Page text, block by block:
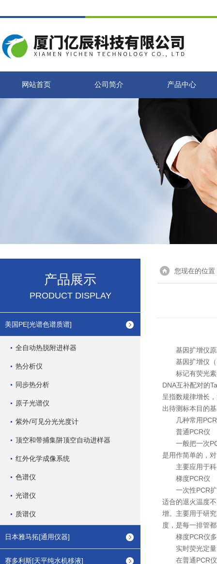
网站首页 公司简介 产品中心
产品展示
PRODUCT DISPLAY
美国PE[光谱色谱质谱]
全自动热脱附进样器
热分析仪
同步热分析
原子光谱仪
紫外/可见分光光度计
顶空和带捕集阱顶空自动进样器
红外化学成像系统
色谱仪
光谱仪
质谱仪
日本雅马拓[通用仪器]
赛多利斯[天平纯水机移液]
您现在的位置
基因扩增仪原
基因扩增仪（
标记有荧光素
DNA互补配对的
呈指数规律增长
出待测标本目的
几种常用PCR
普通PCR仪
一般把一次
是用作简单的，
主要应用于科
梯度PCR仪
一次性PCR扩
适合的退火温度
增。主要用于研
度，是每一排管
梯度PCR仪多
实时荧光定量
在普通PCR仪